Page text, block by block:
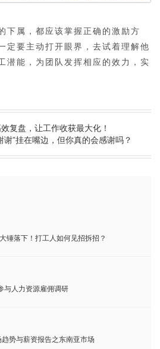
下属，都应该掌握正确的激励方
定要主动打开眼界，去试着理解他
潜能，为团队发挥相应的效力，实
复盘，让工作收获最大化！
谢”挂在嘴边，但你真的会感谢吗？
锤落下！打工人如何见招拆招？
与人力资源雇佣调研
势与薪资报告之东南亚市场